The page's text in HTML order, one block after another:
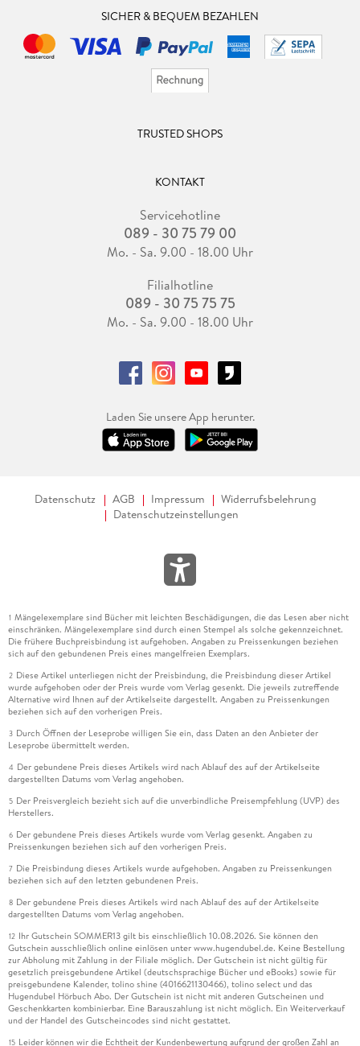
SICHER & BEQUEM BEZAHLEN
TRUSTED SHOPS
KONTAKT
Servicehotline
089 - 30 75 79 00
Mo. - Sa. 9.00 - 18.00 Uhr
Filialhotline
089 - 30 75 75 75
Mo. - Sa. 9.00 - 18.00 Uhr
Laden Sie unsere App herunter.
Datenschutz AGB Impressum
Widerrufsbelehrung
Datenschutzeinstellungen
1 Mängelexemplare sind Bücher mit leichten Beschädigungen, die das Lesen aber nicht
einschränken. Mängelexemplare sind durch einen Stempel als solche gekennzeichnet.
Die frühere Buchpreisbindung ist aufgehoben. Angaben zu Preissenkungen beziehen
sich auf den gebundenen Preis eines mangelfreien Exemplars.
2 Diese Artikel unterliegen nicht der Preisbindung, die Preisbindung dieser Artikel
wurde aufgehoben oder der Preis wurde vom Verlag gesenkt. Die jeweils zutreffende
Alternative wird Ihnen auf der Artikelseite dargestellt. Angaben zu Preissenkungen
beziehen sich auf den vorherigen Preis.
3 Durch Öffnen der Leseprobe willigen Sie ein, dass Daten an den Anbieter der
Leseprobe übermittelt werden.
4 Der gebundene Preis dieses Artikels wird nach Ablauf des auf der Artikelseite
dargestellten Datums vom Verlag angehoben.
5 Der Preisvergleich bezieht sich auf die unverbindliche Preisempfehlung (UVP) des
Herstellers.
6 Der gebundene Preis dieses Artikels wurde vom Verlag gesenkt. Angaben zu
Preissenkungen beziehen sich auf den vorherigen Preis.
7 Die Preisbindung dieses Artikels wurde aufgehoben. Angaben zu Preissenkungen
beziehen sich auf den letzten gebundenen Preis.
8 Der gebundene Preis dieses Artikels wird nach Ablauf des auf der Artikelseite
dargestellten Datums vom Verlag angehoben.
12 Ihr Gutschein SOMMER13 gilt bis einschließlich 10.08.2026. Sie können den
Gutschein ausschließlich online einlösen unter www.hugendubel.de. Keine Bestellung
zur Abholung mit Zahlung in der Filiale möglich. Der Gutschein ist nicht gültig für
gesetzlich preisgebundene Artikel (deutschsprachige Bücher und eBooks) sowie für
preisgebundene Kalender, tolino shine (4016621130466), tolino select und das
Hugendubel Hörbuch Abo. Der Gutschein ist nicht mit anderen Gutscheinen und
Geschenkkarten kombinierbar. Eine Barauszahlung ist nicht möglich. Ein Weiterverkauf
und der Handel des Gutscheincodes sind nicht gestattet.
15 Leider können wir die Echtheit der Kundenbewertung aufgrund der großen Zahl an